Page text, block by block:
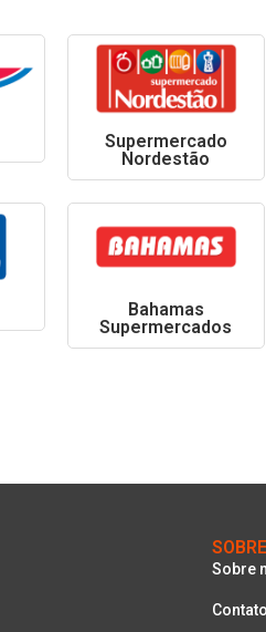
Supermercado
Nordestão
Bahamas
Supermercados
SOBRE
Sobre
Contato